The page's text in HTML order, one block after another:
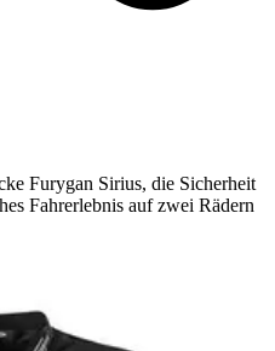
Furygan Sirius, die Sicherheit
Fahrerlebnis auf zwei Rädern